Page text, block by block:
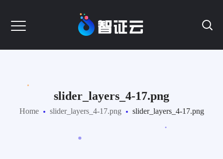
slider_layers_4-17.png
Home slider_layers_4-17.png slider_layers_4-17.png